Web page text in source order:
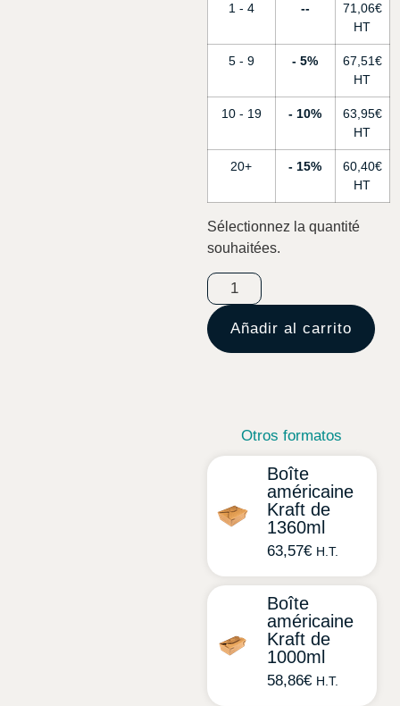
1 - 4 - 71,06€
5 - 9 5% 67,51€
10 - 19 10% 63,95€
20+ 15% 60,40€
Sélectionnez la quantité
souhaitées.
Añadir al carrito
Otros formatos
Boîte
américaine
Kraft de
1360ml
63,57€ H.T.
Boîte
américaine
Kraft de
1000ml
58,86€ H.T.